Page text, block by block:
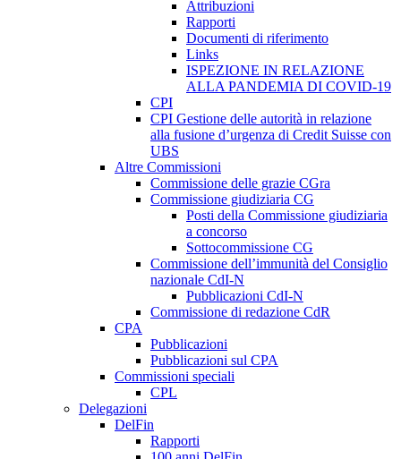
Attribuzioni
Rapporti
Documenti di riferimento
Links
ISPEZIONE IN RELAZIONE
ALLA PANDEMIA DI COVID-19
CPI
CPI Gestione delle autorità in relazione
alla fusione d’urgenza di Credit Suisse con
UBS
Altre Commissioni
Commissione delle grazie CGra
Commissione giudiziaria CG
Posti della Commissione giudiziaria
a concorso
Sottocommissione CG
Commissione dell’immunità del Consiglio
nazionale CdI-N
Pubblicazioni CdI-N
Commissione di redazione CdR
CPA
Pubblicazioni
Pubblicazioni sul CPA
Commissioni speciali
CPL
Delegazioni
DelFin
Rapporti